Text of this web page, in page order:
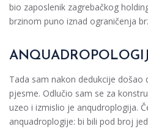
bio zaposlenik zagrebačkog
brzinom puno iznad ograničenja
Tada sam nakon dedukcije došao
pjesme. Odlučio sam se za
uzeo i izmislio je anqudroplogija.
anquadroplogije: bi bili pod broj